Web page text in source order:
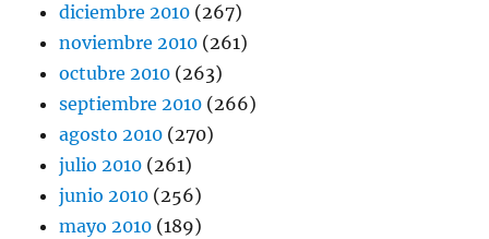
diciembre 2010 (267)
noviembre 2010 (261)
octubre 2010 (263)
septiembre 2010 (266)
agosto 2010 (270)
julio 2010 (261)
junio 2010 (256)
mayo 2010 (189)